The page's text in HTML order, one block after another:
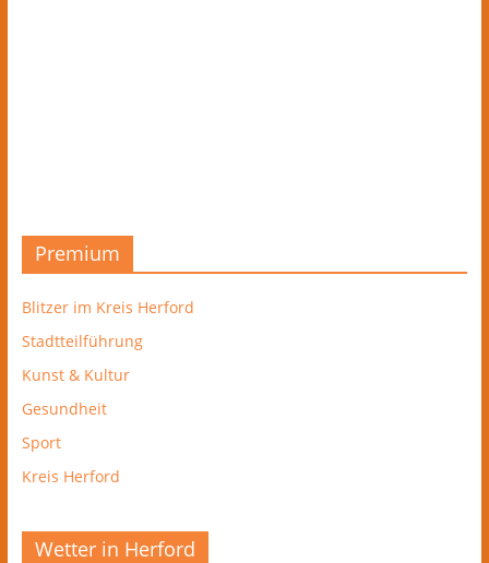
Premium
Blitzer im Kreis Herford
Stadtteilführung
Kunst & Kultur
Gesundheit
Sport
Kreis Herford
Wetter in Herford